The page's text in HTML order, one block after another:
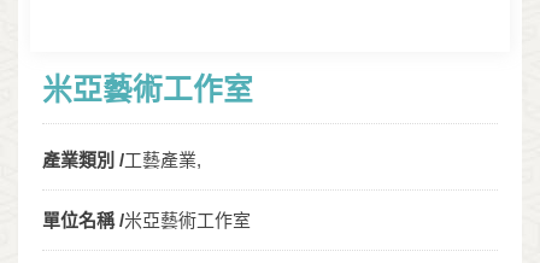
米亞藝術工作室
產業類別 /工藝產業,
單位名稱 /米亞藝術工作室